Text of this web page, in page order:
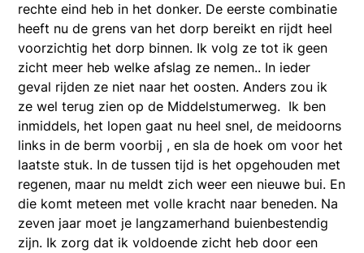
rechte eind heb in het donker. De eerste combinatie
heeft nu de grens van het dorp bereikt en rijdt heel
voorzichtig het dorp binnen. Ik volg ze tot ik geen
zicht meer heb welke afslag ze nemen.. In ieder
geval rijden ze niet naar het oosten. Anders zou ik
ze wel terug zien op de Middelstumerweg. Ik ben
inmiddels, het lopen gaat nu heel snel, de meidoorns
links in de berm voorbij , en sla de hoek om voor het
laatste stuk. In de tussen tijd is het opgehouden met
regenen, maar nu meldt zich weer een nieuwe bui. En
die komt meteen met volle kracht naar beneden. Na
zeven jaar moet je langzamerhand buienbestendig
zijn. Ik zorg dat ik voldoende zicht heb door een